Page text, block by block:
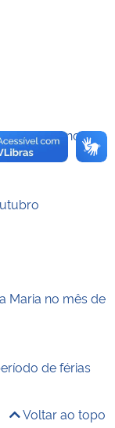
ativa no
Maria no mês de
de férias
Voltar ao topo